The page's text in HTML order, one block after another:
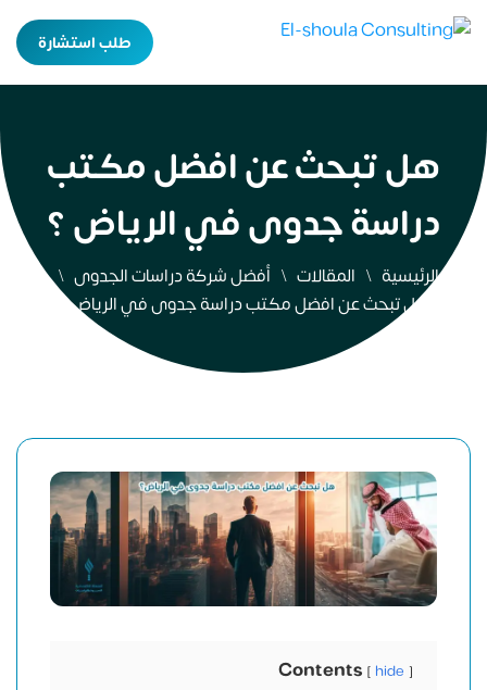
طلب استشارة
هل تبحث عن افضل مكتب
دراسة جدوى في الرياض ؟
الرئيسية المقالات
أفضل شركة دراسات الجدوى
هل تبحث عن افضل مكتب دراسة جدوى في الرياض ؟
Contents hide